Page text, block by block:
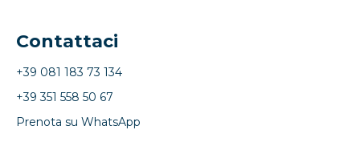
Contattaci
+39 081 183 73 134
+39 351 558 50 67
Prenota su WhatsApp